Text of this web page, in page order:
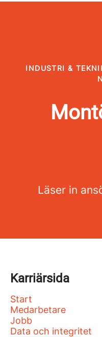
INDUSTRI &
Läser in
Karriärsida
Start
Medarbetare
Jobb
Data och integritet